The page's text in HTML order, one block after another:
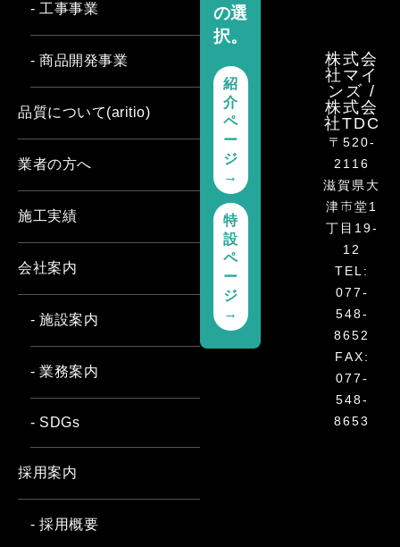
株式会
社マイ
ンズ /
株式会
社TDC
〒520-
2116
滋賀県大
津市堂1
丁目19-
12
TEL:
077-
548-
8652
FAX:
077-
548-
8653
の選
択。
紹
介
ペ
ー
ジ
→
特
設
ペ
ー
ジ
→
- 工事事業
- 商品開発事業
品質について(aritio)
業者の方へ
施工実績
会社案内
- 施設案内
- 業務案内
- SDGs
採用案内
- 採用概要